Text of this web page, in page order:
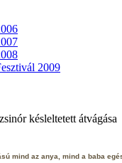
2009
késleltetett átvágása
mind az anya, mind a baba